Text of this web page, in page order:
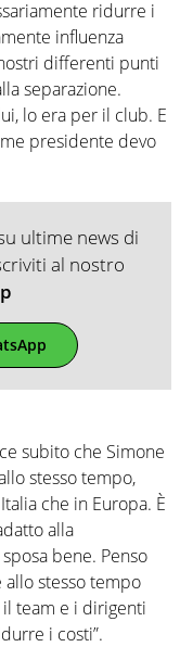
ridurre i
influenza
differenti punti
separazione.
lo era per il club. E
presidente devo
ultime news di
al nostro
subito che Simone
stesso tempo,
che in Europa. È
alla
bene. Penso
stesso tempo
team e i dirigenti
i costi”.